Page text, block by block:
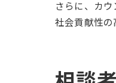
さらに、カ
社会貢献性の